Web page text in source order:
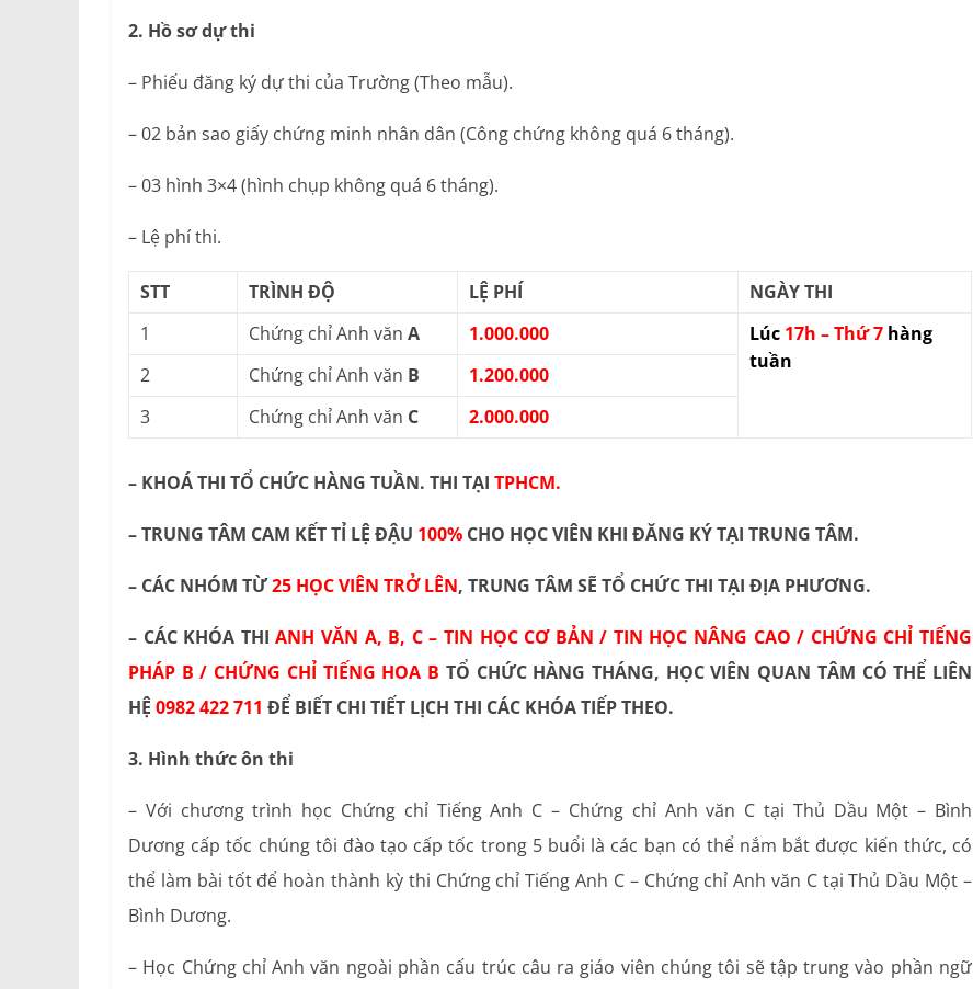
2. Hồ sơ dự thi
– Phiếu đăng ký dự thi của Trường (Theo mẫu).
– 02 bản sao giấy chứng minh nhân dân (Công chứng không quá 6 tháng).
– 03 hình 3×4 (hình chụp không quá 6 tháng).
– Lệ phí thi.
STT TRÌNH ĐỘ LỆ PHÍ
NGÀY THI
1
Chứng chỉ Anh văn A 1.000.000 Lúc 17h – Thứ 7 hàng
tuần
2 Chứng chỉ Anh văn B
1.200.000
3
Chứng chỉ Anh văn C 2.000.000
– KHOÁ THI TỔ CHỨC HÀNG TUẦN. THI TẠI TPHCM.
– TRUNG TÂM CAM KẾT TỈ LỆ ĐẬU 100% CHO HỌC VIÊN KHI ĐĂNG KÝ TẠI TRUNG TÂM.
– CÁC NHÓM TỪ25 HỌC VIÊN TRỞ LÊN, TRUNG TÂM SẼ TỔ CHỨC THI TẠI ĐỊA PHƯƠNG.
– CÁC KHÓA THIANH VĂN A, B, C – TIN HỌC CƠ BẢN / TIN HỌC NÂNG CAO / CHỨNG CHỈ TIẾNG
PHÁP B / CHỨNG CHỈ TIẾNG HOA B TỔ CHỨC HÀNG THÁNG, HỌC VIÊN QUAN TÂM CÓ THỂ LIÊN
HỆ 0982 422 711 ĐỂ BIẾT CHI TIẾT LỊCH THI CÁC KHÓA TIẾP THEO.
3. Hình thức ôn thi
– Với chương trình học Chứng chỉ Tiếng Anh C – Chứng chỉ Anh văn C tại Thủ Dầu Một – Bình
Dương cấp tốc chúng tôi đào tạo cấp tốc trong 5 buổi là các bạn có thể nắm bắt được kiến thức, có
thể làm bài tốt để hoàn thành kỳ thi Chứng chỉ Tiếng Anh C – Chứng chỉ Anh văn C tại Thủ Dầu Một –
Bình Dương.
– Học Chứng chỉ Anh văn ngoài phần cấu trúc câu ra giáo viên chúng tôi sẽ tập trung vào phần ngữ